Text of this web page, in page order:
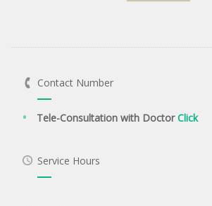
Contact Number
Tele-Consultation with DoctorClick
Service Hours